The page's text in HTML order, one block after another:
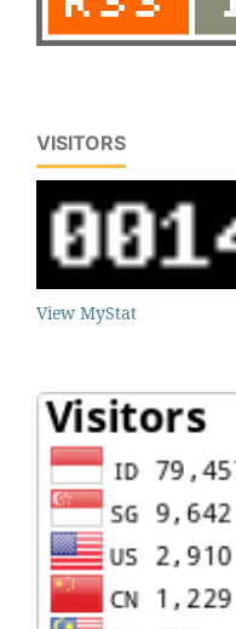
VISITORS
View MyStat